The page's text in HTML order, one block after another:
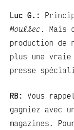
Luc G.:
Moullec . Mais
production de
plus une vraie
presse
RB: Vous
gagniez avec
magazines.